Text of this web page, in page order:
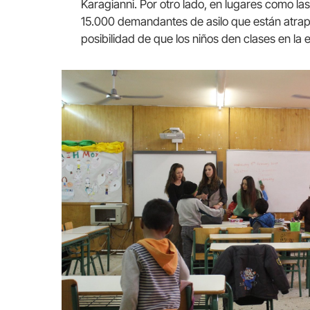
Karagianni. Por otro lado, en lugares como
15.000 demandantes de asilo que están
posibilidad de que los niños den clases en la